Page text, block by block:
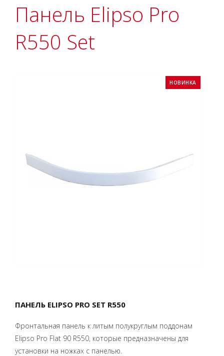
Панель Elipso Pro
R550 Set
НОВИНКА
ПАНЕЛЬ ELIPSO PRO SET R550
Фронтальная панель к литым полукруглым поддонам
Elipso Pro Flat 90 R550, которые предназначены для
установки на ножках с панелью.